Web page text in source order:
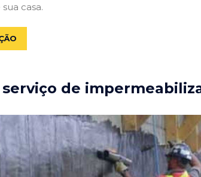
casa.
de